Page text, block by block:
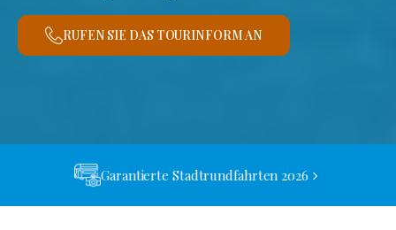
RUFEN SIE DAS TOURINFORM AN
Garantierte Stadtrundfahrten 2026